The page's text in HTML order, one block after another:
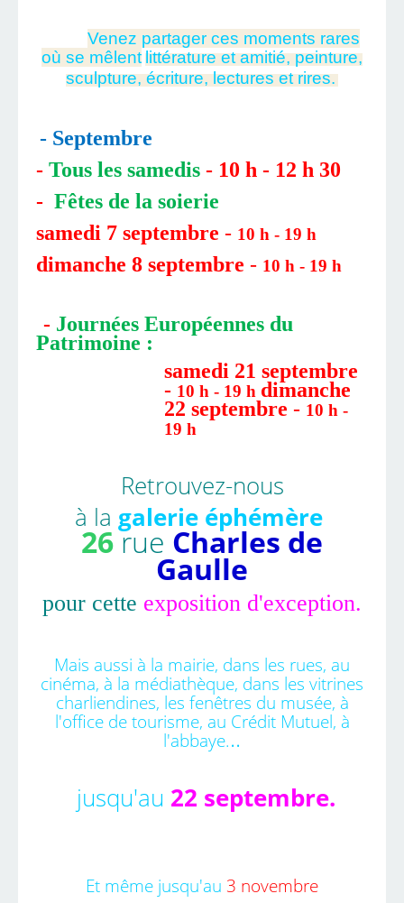
Venez partager ces moments rares
où se mêlentlittérature et amitié, peinture,
sculpture, écriture, lectures et rires.
- Septembre
- Tous les samedis - 10 h - 12 h 30
- Fêtes de la soierie
samedi 7 septembre - 10 h - 19 h
dimanche 8 septembre - 10 h - 19 h
- Journées Européennes du
Patrimoine :
samedi 21 septembre
- 10 h - 19 h dimanche
22 septembre - 10 h -
19 h
Retrouvez-nous
à la galerie éphémère
26rue Charles de
Gaulle
pour cette exposition d'exception.
Mais aussi à la mairie, dans les rues, au
cinéma, à la médiathèque, dans les vitrines
charliendines, les fenêtres du musée, à
l'office de tourisme, au Crédit Mutuel, à
l'abbaye...
jusqu'au 22 septembre.
Et même jusqu'au 3 novembre